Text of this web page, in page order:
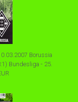
Borussia
Bundesliga - 25.